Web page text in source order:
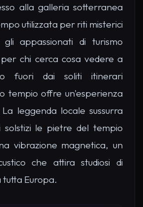
alla galleria sotterranea
utilizzata per riti misterici
appassionati di turismo
chi cerca cosa vedere a
fuori dai soliti itinerari
tempio offre un'esperienza
leggenda locale sussurra
solstizi le pietre del tempio
vibrazione magnetica, un
che attira studiosi di
Europa.